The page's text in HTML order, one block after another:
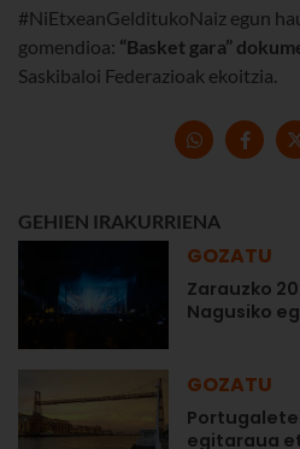
#NiEtxeanGelditukoNaiz egun
gomendioa: “Basket gara”
Saskibaloi Federazioak ekoitzia.
GEHIEN IRAKURRIENA
GOZATU
Zarauzko
Nagusiko
GOZATU
egitaraua